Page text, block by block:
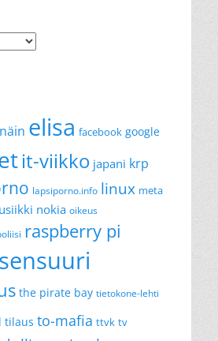
elisa facebook google
it-viikko japani krp
lapsiporno.info linux meta
nokia oikeus
raspberry pi
sensuuri
the pirate bay tietokone-lehti
tilaus to-mafia ttvk tv